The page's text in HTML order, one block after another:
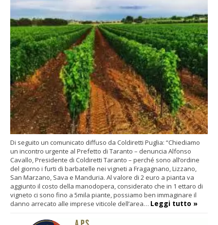
Di seguito un comunicato diffuso da Coldiretti Puglia: “Chiediamo
un incontro urgente al Prefetto di Taranto – denuncia Alfonso
Cavallo, Presidente di Coldiretti Taranto – perché sono all’ordine
del giorno i furti di barbatelle nei vigneti a Fragagnano, Lizzano,
San Marzano, Sava e Manduria. Al valore di 2 euro a pianta va
aggiunto il costo della manodopera, considerato che in 1 ettaro di
vigneto ci sono fino a 5mila piante, possiamo ben immaginare il
danno arrecato alle imprese viticole dell’area… Leggi tutto »